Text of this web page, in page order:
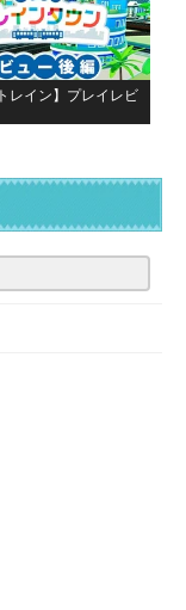
レイン】プレイレビ